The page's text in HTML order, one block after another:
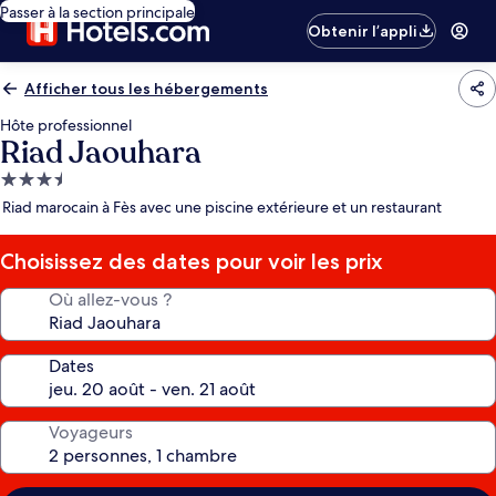
Passer à la section principale
Obtenir l’appli
Afficher tous les hébergements
Hôte professionnel
Riad Jaouhara
Hébergement
3.5 étoiles
Riad marocain à Fès avec une piscine extérieure et un restaurant
Choisissez des dates pour voir les prix
Où allez-vous ?
Dates
Voyageurs